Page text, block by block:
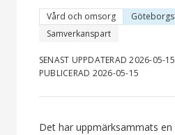
Vård och omsorg
Göteborgs
Samverkanspart
SENAST UPPDATERAD 2026-05-15
PUBLICERAD 2026-05-15
Det har uppmärksammats